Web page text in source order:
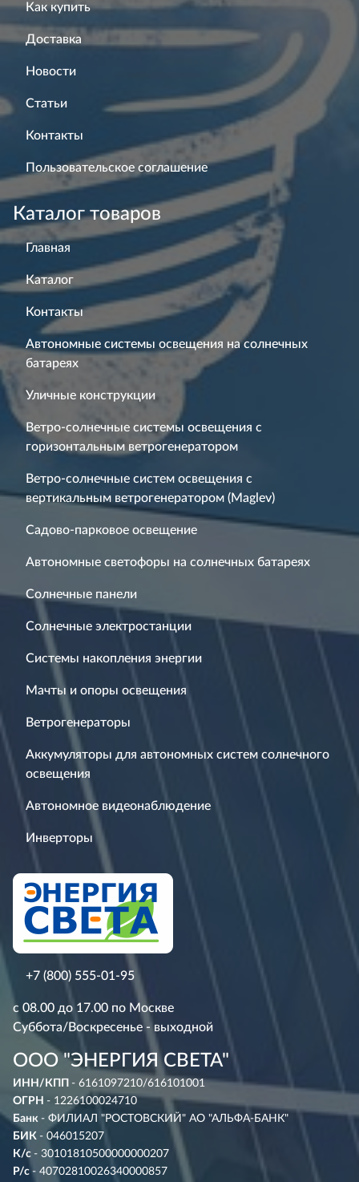
Как купить
Доставка
Новости
Статьи
Контакты
Пользовательское соглашение
Каталог товаров
Главная
Каталог
Контакты
Автономные системы освещения на солнечных
батареях
Уличные конструкции
Ветро-солнечные системы освещения с
горизонтальным ветрогенератором
Ветро-солнечные систем освещения с
вертикальным ветрогенератором (Maglev)
Садово-парковое освещение
Автономные светофоры на солнечных батареях
Солнечные панели
Солнечные электростанции
Системы накопления энергии
Мачты и опоры освещения
Ветрогенераторы
Аккумуляторы для автономных систем солнечного
освещения
Автономное видеонаблюдение
Инверторы
+7 (800) 555-01-95
с 08.00 до 17.00 по Москве
Суббота/Воскресенье - выходной
ООО "ЭНЕРГИЯ СВЕТА"
ИНН/КПП - 6161097210/616101001
ОГРН - 1226100024710
Банк - ФИЛИАЛ "РОСТОВСКИЙ" АО "АЛЬФА-БАНК"
БИК - 046015207
К/с - 30101810500000000207
Р/с - 40702810026340000857